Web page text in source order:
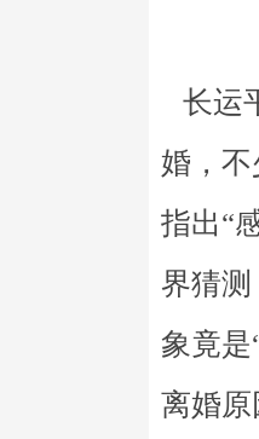
长运
婚，
指出“
界猜
象竟
离婚